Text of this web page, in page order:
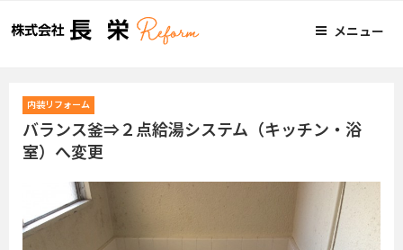
メニュー
内装リフォーム
バランス釜⇒２点給湯システム（キッチン・浴
室）へ変更